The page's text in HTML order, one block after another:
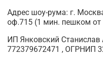
Адрес шоу-рума: г.
оф.715 (1 мин. пешком
ИП Янковский
772379672471 , ОГРНИП